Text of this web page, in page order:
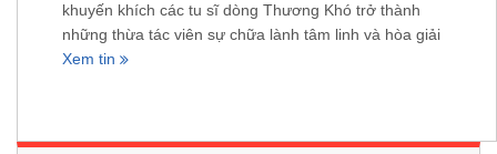
khuyến khích các tu sĩ dòng Thương Khó trở thành
những thừa tác viên sự chữa lành tâm linh và hòa giải
Xem tin